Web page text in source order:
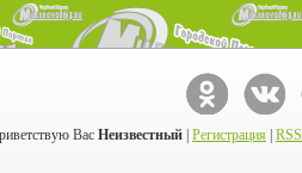
Вас Неизвестный Регистрация RSS